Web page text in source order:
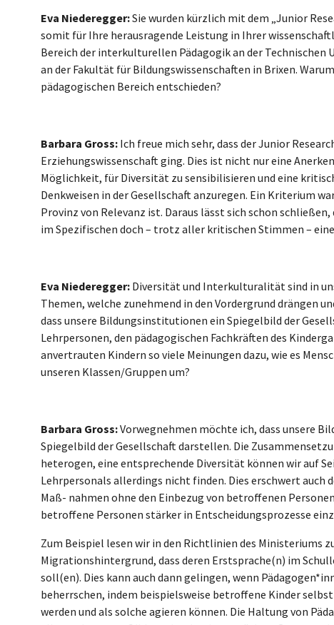
Eva Niederegger:Sie wurden kürzlich mit dem „Junior
somit für Ihre herausragende Leistung in Ihrer
Bereich der interkulturellen Pädagogik an der
an der Fakultät für Bildungswissenschaften in Brixen.
pädagogischen Bereich entschieden?
Barbara Gross: Ich freue mich sehr, dass der Junior
Erziehungswissenschaft ging. Dies ist nicht nur eine
Möglichkeit, für Diversität zu sensibilisieren und eine
Denkweisen in der Gesellschaft anzuregen. Ein Kriterium
Provinz von Relevanz ist. Daraus lässt sich schon
im Spezifischen doch – trotz aller kritischen Stimmen –
Eva Niederegger: Diversität und Interkulturalität sind in
Themen, welche zunehmend in den Vordergrund drängen
dass unsere Bildungsinstitutionen ein Spiegelbild der
Lehrpersonen, den pädagogischen Fachkräften des
anvertrauten Kindern so viele Meinungen dazu, wie es
unseren Klassen/Gruppen um?
Barbara Gross:Vorwegnehmen möchte ich, dass unsere
Spiegelbild der Gesellschaft darstellen. Die
heterogen, eine entsprechende Diversität können wir auf
Lehrpersonals allerdings nicht finden. Dies erschwert auch
Maß- nahmen ohne den Einbezug von betroffenen
betroffene Personen stärker in Entscheidungsprozesse
Zum Beispiel lesen wir in den Richtlinien des
Migrationshintergrund, dass deren Erstsprache(n) im
soll(en). Dies kann auch dann gelingen, wenn
beherrschen, indem beispielsweise betroffene Kinder
werden und als solche agieren können. Die Haltung von